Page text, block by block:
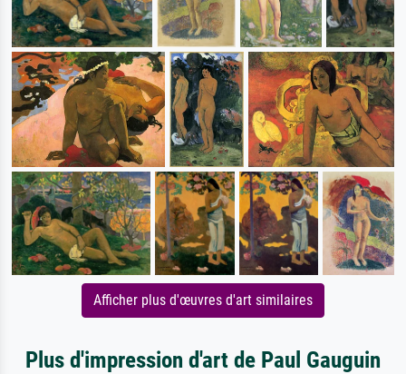
Afficher plus d'œuvres d'art similaires
Plus d'impression d'art de Paul Gauguin